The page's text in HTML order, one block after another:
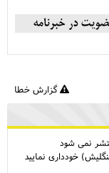
گزارش خطا
نمی شود
خودداری نمایید